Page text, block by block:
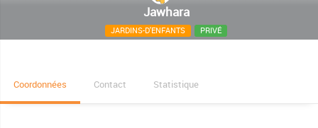
Jawhara
JARDINS-D'ENFANTS PRIVÉ
Route Sidi Mansour km 4, Sfax 3094
Coordonnées Contact Statistique